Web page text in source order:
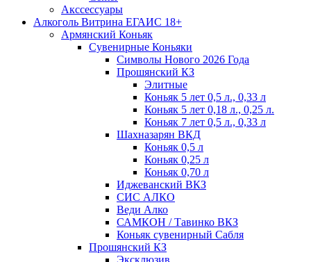
Акссессуары
Алкоголь Витрина ЕГАИС 18+
Армянский Коньяк
Сувенирные Коньяки
Символы Нового 2026 Года
Прошянский КЗ
Элитные
Коньяк 5 лет 0,5 л., 0,33 л
Коньяк 5 лет 0,18 л., 0,25 л.
Коньяк 7 лет 0,5 л., 0,33 л
Шахназарян ВКД
Коньяк 0,5 л
Коньяк 0,25 л
Коньяк 0,70 л
Иджеванский ВКЗ
СИС АЛКО
Веди Алко
САМКОН / Тавинко ВКЗ
Коньяк сувенирный Сабля
Прошянский КЗ
Эксклюзив